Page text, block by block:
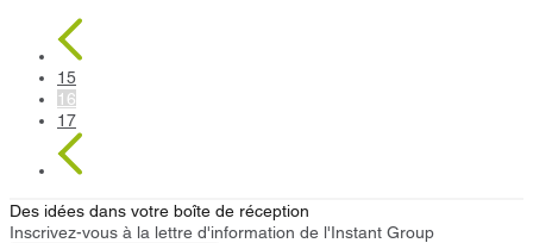
15
16
17
Des idées dans votre boîte de réception
Inscrivez-vous à la lettre d'information de l'Instant Group